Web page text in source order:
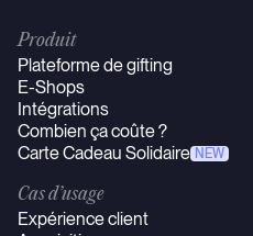
Produit
Plateforme de gifting
E-Shops
Intégrations
Combien ça coûte ?
Carte Cadeau Solidaire NEW
Cas d’usage
Expérience client